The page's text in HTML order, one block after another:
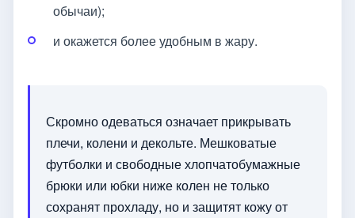
обычаи);
и окажется более удобным в жару.
Скромно одеваться означает прикрывать
плечи, колени и декольте. Мешковатые
футболки и свободные хлопчатобумажные
брюки или юбки ниже колен не только
сохранят прохладу, но и защитят кожу от